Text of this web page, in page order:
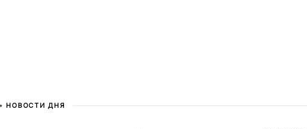
НОВОСТИ ДНЯ